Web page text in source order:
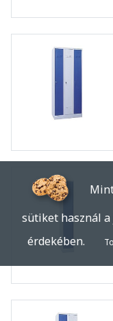
Mint
sütiket használ a
érdekében.